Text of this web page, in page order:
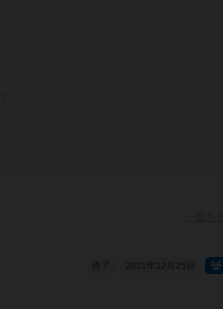
終了 2021年12月25日